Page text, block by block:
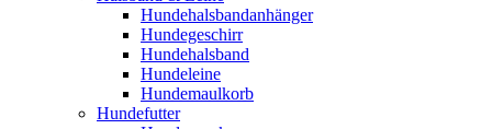
Hundehalsbandanhänger
Hundegeschirr
Hundehalsband
Hundeleine
Hundemaulkorb
Hundefutter